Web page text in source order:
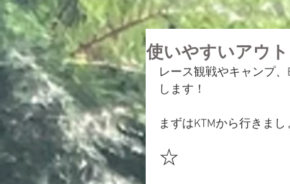
使いやすいアウ
レース観戦やキャンプ
します！
まずはKTMから行きまし
☆